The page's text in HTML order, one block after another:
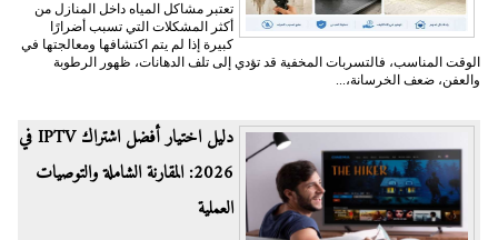
تعتبر مشاكل المياه داخل المنازل من
أكثر المشكلات التي تسبب أضرارًا
كبيرة إذا لم يتم اكتشافها ومعالجتها في
الوقت المناسب، فالتسربات المخفية قد تؤدي إلى تلف الدهانات، ظهور الرطوبة
والعفن، ضعف الخرسانة،...
دليل اختيار أفضل اشتراك IPTV في
2026: المقارنة الشاملة والتوصيات
العملية